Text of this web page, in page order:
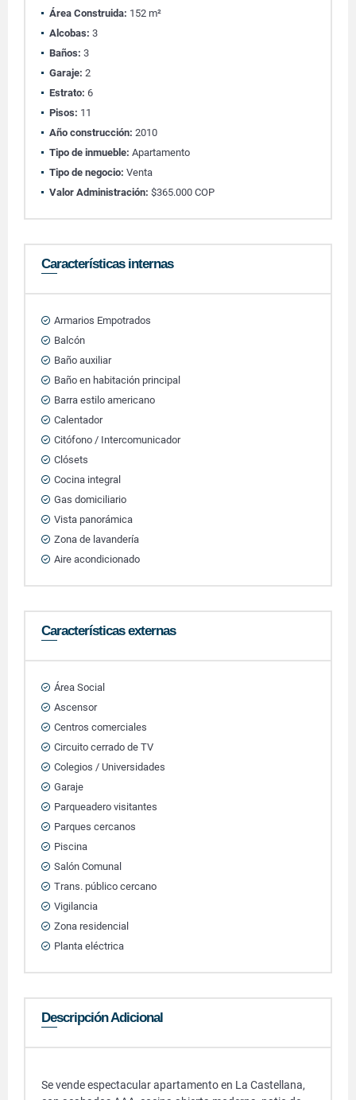
Área Construida: 152 m²
Alcobas: 3
Baños: 3
Garaje: 2
Estrato: 6
Pisos: 11
Año construcción: 2010
Tipo de inmueble: Apartamento
Tipo de negocio: Venta
Valor Administración: $365.000 COP
Características internas
Armarios Empotrados
Balcón
Baño auxiliar
Baño en habitación principal
Barra estilo americano
Calentador
Citófono / Intercomunicador
Clósets
Cocina integral
Gas domiciliario
Vista panorámica
Zona de lavandería
Aire acondicionado
Características externas
Área Social
Ascensor
Centros comerciales
Circuito cerrado de TV
Colegios / Universidades
Garaje
Parqueadero visitantes
Parques cercanos
Piscina
Salón Comunal
Trans. público cercano
Vigilancia
Zona residencial
Planta eléctrica
Descripción Adicional
Se vende espectacular apartamento en La Castellana,